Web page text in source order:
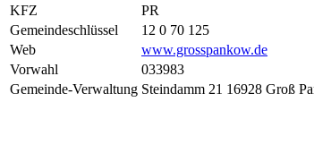
KFZ
PR
Gemeindeschlüssel
12 0 70 125
Web
www.grosspankow.de
Vorwahl
033983
Gemeinde-Verwaltung Steindamm 21 16928 Groß